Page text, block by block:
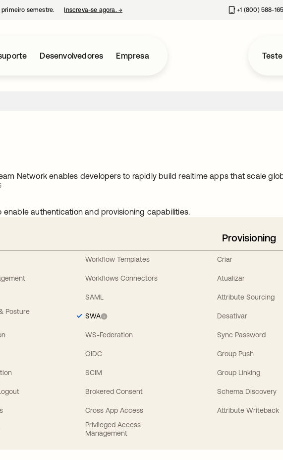
semestre. Inscreva-se agora. → +1 (800) 588-
Desenvolvedores Empresa
Network enables developers to rapidly build realtime apps that scale
enable authentication and provisioning capabilities.
Posture
Workflow Templates
Workflows Connectors
SAML
SWA
WS-Federation
OIDC
SCIM
Brokered Consent
Cross App Access
Privileged Access
Management
Provisioning
Criar
Atualizar
Attribute Sourcing
Desativar
Sync Password
Group Push
Group Linking
Schema Discovery
Attribute Writeback